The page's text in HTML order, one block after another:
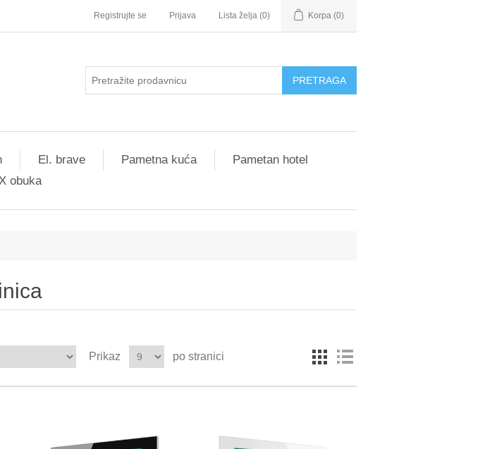
Registrujte se Prijava Lista želja (0) Korpa (0)
El. brave Pametna kuća
Pametan hotel
obuka
Prikaz po stranici